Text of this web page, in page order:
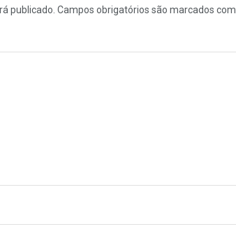
publicado. Campos obrigatórios são marcados com